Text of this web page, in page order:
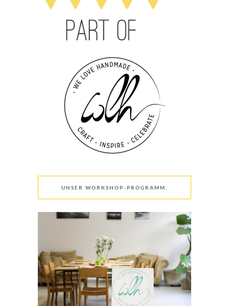
UNSER WORKSHOP-PROGRAMM: